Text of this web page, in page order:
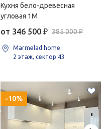
Кухня бело-древесная
угловая 1М
от 346 500 ₽ 385 000 ₽
Marmelad home
2 этаж, сектор 43
-10%